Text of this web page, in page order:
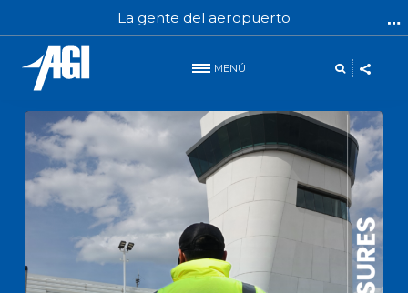
La gente del aeropuerto
MENÚ